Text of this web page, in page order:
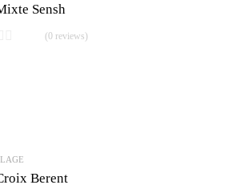
Sensh
(0 reviews)
Berent